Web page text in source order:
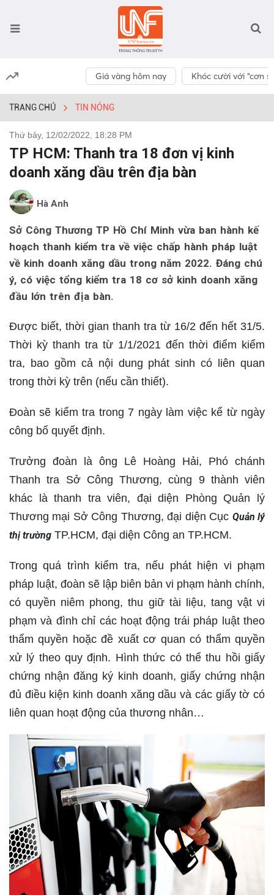
Giá vàng hôm nay Khóc cười với “cơn
TRANG CHỦ TIN NÓNG
Thứ bảy, 12/02/2022, 18:28 PM
TP HCM: Thanh tra 18 đơn vị kinh
doanh xăng dầu trên địa bàn
Hà Anh
Sở Công Thương TP Hồ Chí Minh vừa ban hành kế
hoạch thanh kiểm tra về việc chấp hành pháp luật
về kinh doanh xăng dầu trong năm 2022. Đáng chú
ý, có việc tổng kiểm tra 18 cơ sở kinh doanh xăng
đầu lớn trên địa bàn.
Được biết, thời gian thanh tra từ 16/2 đến hết 31/5.
Thời kỳ thanh tra từ 1/1/2021 đến thời điểm kiểm
tra, bao gồm cả nội dung phát sinh có liên quan
trong thời kỳ trên (nếu cần thiết).
Đoàn sẽ kiểm tra trong 7 ngày làm việc kể từ ngày
công bố quyết định.
Trưởng đoàn là ông Lê Hoàng Hải, Phó chánh
Thanh tra Sở Công Thương, cùng 9 thành viên
khác là thanh tra viên, đại diện Phòng Quản lý
Thương mại Sở Công Thương, đại diện Cục Quản lý
thị trường TP.HCM, đại diện Công an TP.HCM.
Trong quá trình kiểm tra, nếu phát hiện vi phạm
pháp luật, đoàn sẽ lập biên bản vi phạm hành chính,
có quyền niêm phong, thu giữ tài liệu, tang vật vi
phạm và đình chỉ các hoạt động trái pháp luật theo
thẩm quyền hoặc đề xuất cơ quan có thẩm quyền
xử lý theo quy định. Hình thức có thể thu hồi giấy
chứng nhận đăng ký kinh doanh, giấy chứng nhận
đủ điều kiện kinh doanh xăng dầu và các giấy tờ có
liên quan hoạt động của thương nhân…